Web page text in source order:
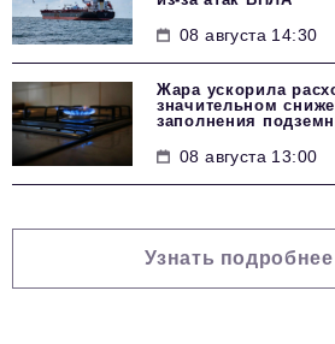
08 августа 14:30
Жара ускорила
значительном
заполнения
08 августа 13:00
Узнать подробнее